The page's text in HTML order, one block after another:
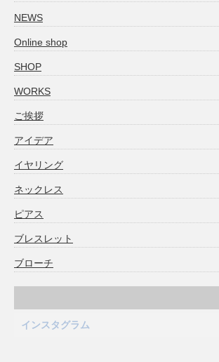
NEWS
Online shop
SHOP
WORKS
ご挨拶
アイデア
イヤリング
ネックレス
ピアス
ブレスレット
ブローチ
インスタグラム